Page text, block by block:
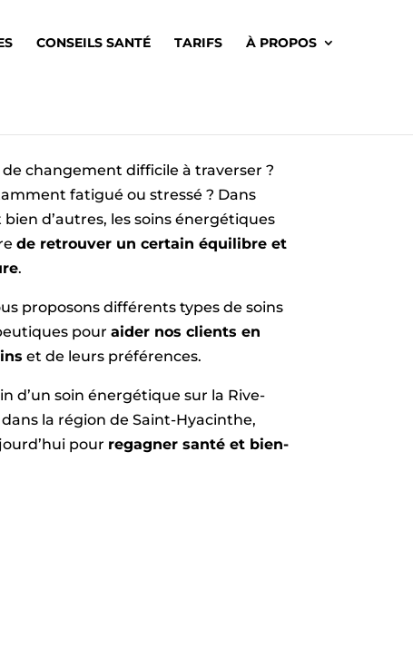
CONSEILS SANTÉ TARIFS À PROPOS
changement difficile à traverser ?
fatigué ou stressé ? Dans
d’autres, les soins énergétiques
de retrouver un certain équilibre et
.
proposons différents types de soins
pour aider nos clients en
et de leurs préférences.
d’un soin énergétique sur la Rive-
la région de Saint-Hyacinthe,
pour regagner santé et bien-